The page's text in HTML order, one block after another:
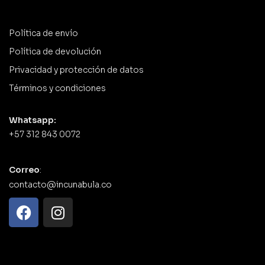
Política de envío
Política de devolución
Privacidad y protección de datos
Términos y condiciones
Whatsapp:
+57 312 843 0072
Correo:
contacto@incunabula.co